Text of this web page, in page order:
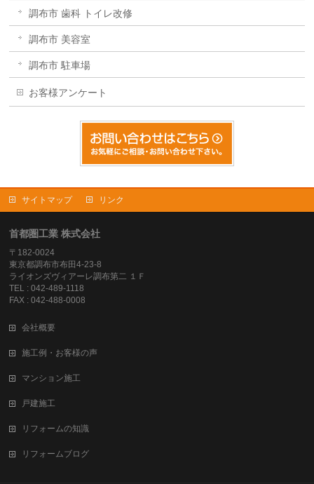
調布市 歯科 トイレ改修
調布市 美容室
調布市 駐車場
お客様アンケート
サイトマップ リンク
首都圏工業 株式会社
〒182-0024
東京都調布市布田4-23-8
ライオンズヴィアーレ調布第二 １Ｆ
TEL : 042-489-1118
FAX : 042-488-0008
会社概要
施工例・お客様の声
マンション施工
戸建施工
リフォームの知識
リフォームブログ